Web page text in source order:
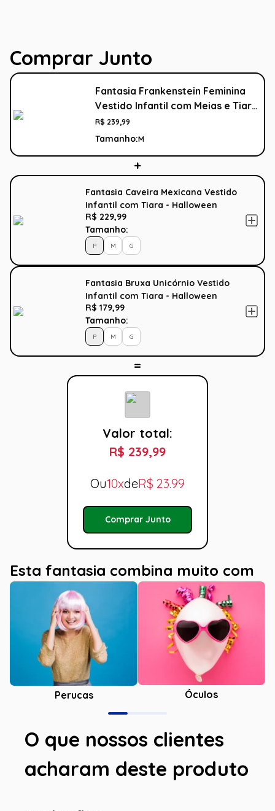
Comprar Junto
Fantasia Frankenstein Feminina
Vestido Infantil com Meias e Tiara
- Halloween
R$ 239,99
Tamanho:M
Fantasia Caveira Mexicana Vestido
Infantil com Tiara - Halloween
R$ 229,99
Tamanho:
P M G
Fantasia Bruxa Unicórnio Vestido
Infantil com Tiara - Halloween
R$ 179,99
Tamanho:
P M G
Valor total:
R$ 239,99
Ou10xdeR$ 23.99
Comprar Junto
Esta fantasia combina muito com
Perucas Óculos
O que nossos clientes
acharam deste produto